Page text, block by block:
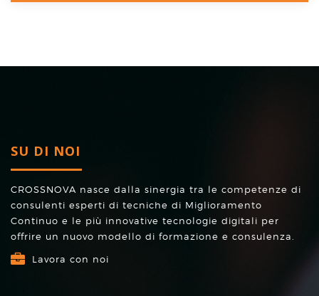
SU DI NOI
CROSSNOVA nasce dalla sinergia tra le competenze di
consulenti esperti di tecniche di Miglioramento
Continuo e le più innovative tecnologie digitali per
offrire un nuovo modello di formazione e consulenza.
Lavora con noi